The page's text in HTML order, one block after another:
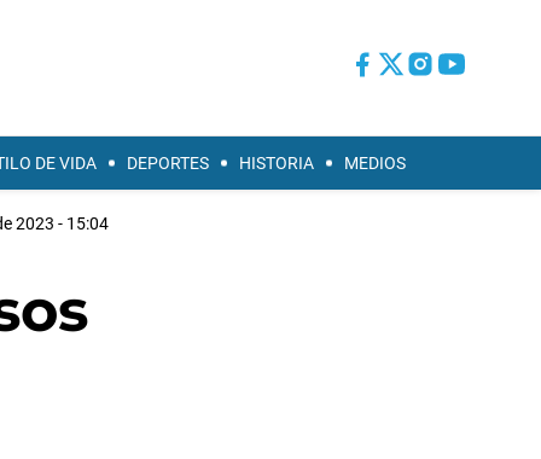
DE VIDA DEPORTES HISTORIA MEDIOS
2023 - 15:04